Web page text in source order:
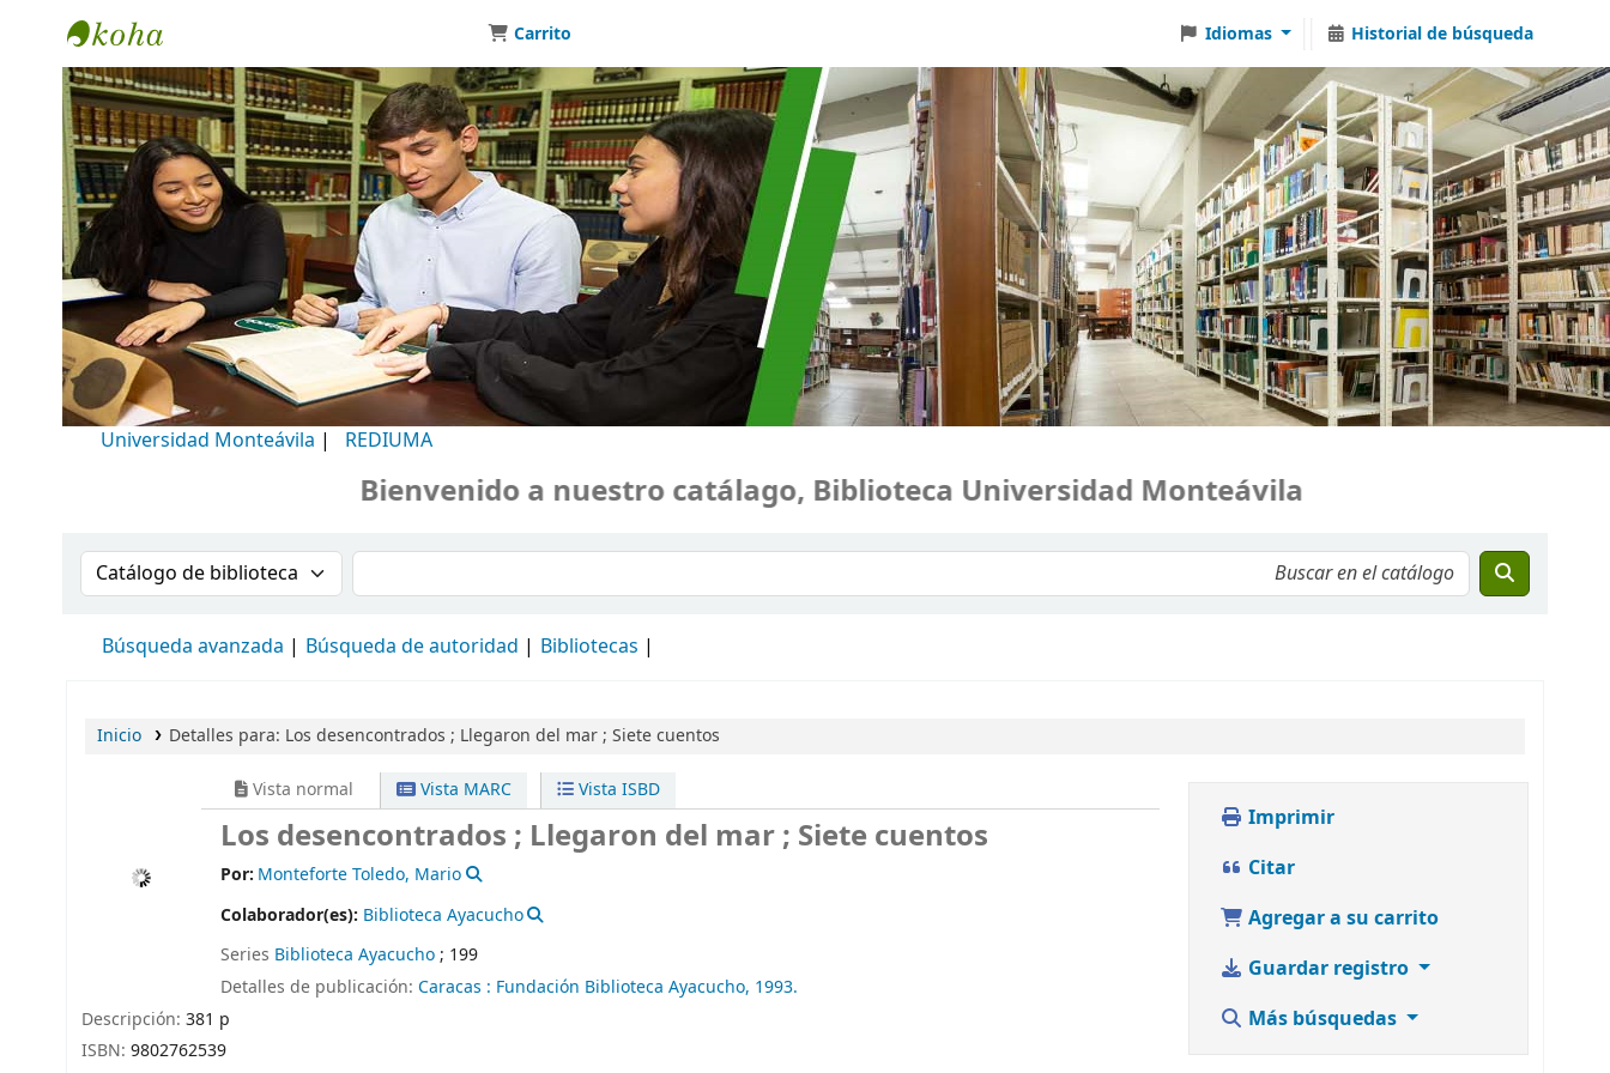
Biblioteca Universidad Monteávila
Carrito Idiomas Historial de búsqueda
Universidad Monteávila | REDIUMA
Bienvenido a nuestro catálago, Biblioteca Universidad Monteávila
Buscar en el catálogo por:Buscar en el catálogo
Búsqueda avanzada Búsqueda de autoridad Bibliotecas
Inicio Detalles para: Los desencontrados ; Llegaron del mar ; Siete cuentos
Vista normal Vista MARC Vista ISBD
Los desencontrados ; Llegaron del mar ; Siete cuentos
Por: Monteforte Toledo, Mario
Colaborador(es): Biblioteca Ayacucho
Series Biblioteca Ayacucho; 199
Detalles de publicación: Caracas : Fundación Biblioteca Ayacucho, 1993.
Descripción: 381 p
ISBN: 9802762539
Imprimir
Citar
Agregar a su carrito
Guardar registro
Más búsquedas